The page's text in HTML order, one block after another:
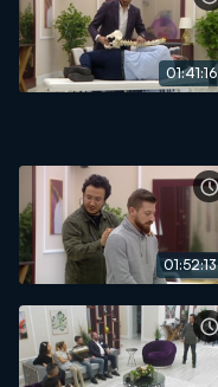
01:41:16
01:52:13